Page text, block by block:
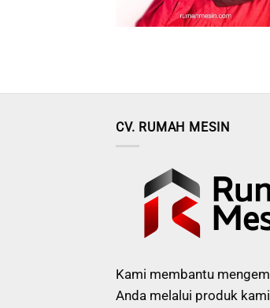
CV. RUMAH MESIN
Kami membantu
Anda melalui produk